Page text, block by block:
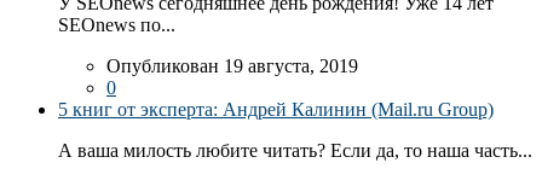
SEOnews по...
Опубликован 19 августа, 2019
0
5 книг от эксперта: Андрей Калинин (Mail.ru Group)
А ваша милость любите читать? Если да, то наша часть...